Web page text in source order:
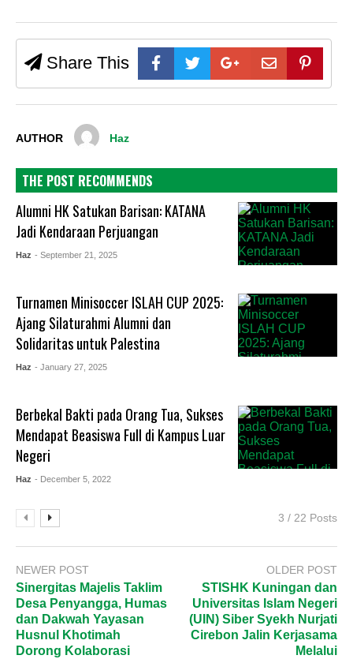
Share This
AUTHOR Haz
THE POST RECOMMENDS
Alumni HK Satukan Barisan: KATANA
Jadi Kendaraan Perjuangan
Haz - September 21, 2025
Turnamen Minisoccer ISLAH CUP 2025:
Ajang Silaturahmi Alumni dan
Solidaritas untuk Palestina
Haz - January 27, 2025
Berbekal Bakti pada Orang Tua, Sukses
Mendapat Beasiswa Full di Kampus Luar
Negeri
Haz - December 5, 2022
3 / 22 Posts
NEWER POST
Sinergitas Majelis Taklim
Desa Penyangga, Humas
dan Dakwah Yayasan
Husnul Khotimah
Dorong Kolaborasi
OLDER POST
STISHK Kuningan dan
Universitas Islam Negeri
(UIN) Siber Syekh Nurjati
Cirebon Jalin Kerjasama
Melalui